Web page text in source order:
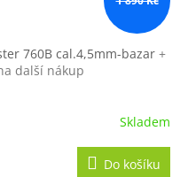
760B cal.4,5mm-bazar +
další nákup
Skladem
Do košíku